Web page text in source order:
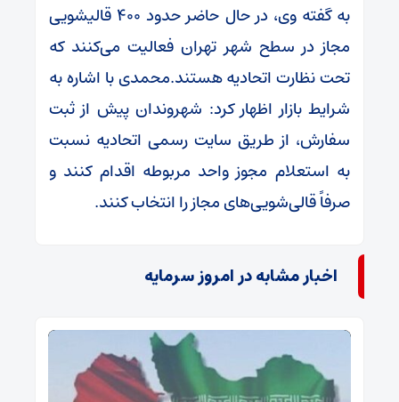
به گفته وی، در حال حاضر حدود ۴۰۰ قالیشویی
مجاز در سطح شهر تهران فعالیت می‌کنند که
تحت نظارت اتحادیه هستند.محمدی با اشاره به
شرایط بازار اظهار کرد: شهروندان پیش از ثبت
سفارش، از طریق سایت رسمی اتحادیه نسبت
به استعلام مجوز واحد مربوطه اقدام کنند و
صرفاً قالی‌شویی‌های مجاز را انتخاب کنند.
اخبار مشابه در امروز سرمایه